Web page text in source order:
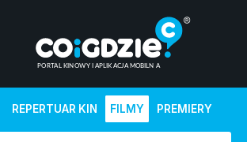
REPERTUAR KIN FILMY PREMIERY